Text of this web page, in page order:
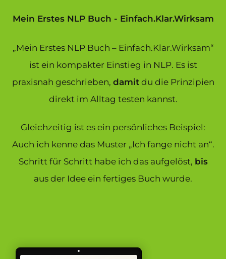
Mein Erstes NLP Buch - Einfach.Klar.Wirksam
„Mein Erstes NLP Buch – Einfach.Klar.Wirksam“
ist ein kompakter Einstieg in NLP. Es ist
praxisnah geschrieben, damitdu die Prinzipien
direkt im Alltag testen kannst.
Gleichzeitig ist es ein persönliches Beispiel:
Auch ich kenne das Muster „Ich fange nicht an“.
Schritt für Schritt habe ich das aufgelöst, bis
aus der Idee ein fertiges Buch wurde.